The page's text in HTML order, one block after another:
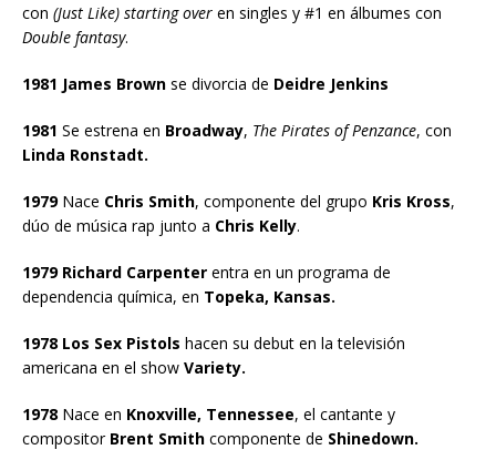
con (Just Like) starting over en singles y #1 en álbumes con
Double fantasy.
1981 James Brown se divorcia de Deidre Jenkins
1981 Se estrena en Broadway, The Pirates of Penzance, con
Linda Ronstadt.
1979Nace Chris Smith, componente del grupo Kris Kross,
dúo de música rap junto a Chris Kelly.
1979 Richard Carpenter entra en un programa de
dependencia química, en Topeka, Kansas.
1978 Los Sex Pistols hacen su debut en la televisión
americana en el show Variety.
1978 Nace en Knoxville, Tennessee, el cantante y
compositor Brent Smith componente de Shinedown.